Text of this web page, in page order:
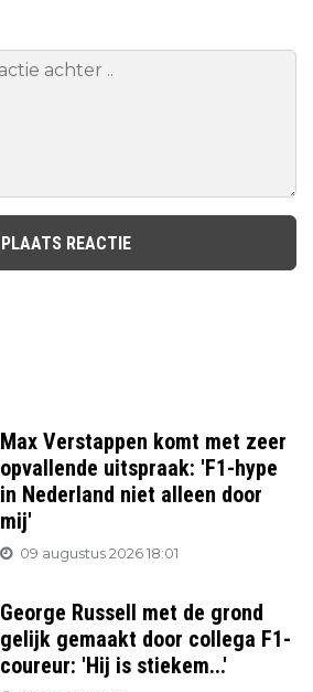
PLAATS REACTIE
Max Verstappen komt met zeer
opvallende uitspraak: 'F1-hype
in Nederland niet alleen door
mij'
09 augustus 2026 18:01
George Russell met de grond
gelijk gemaakt door collega F1-
coureur: 'Hij is stiekem...'